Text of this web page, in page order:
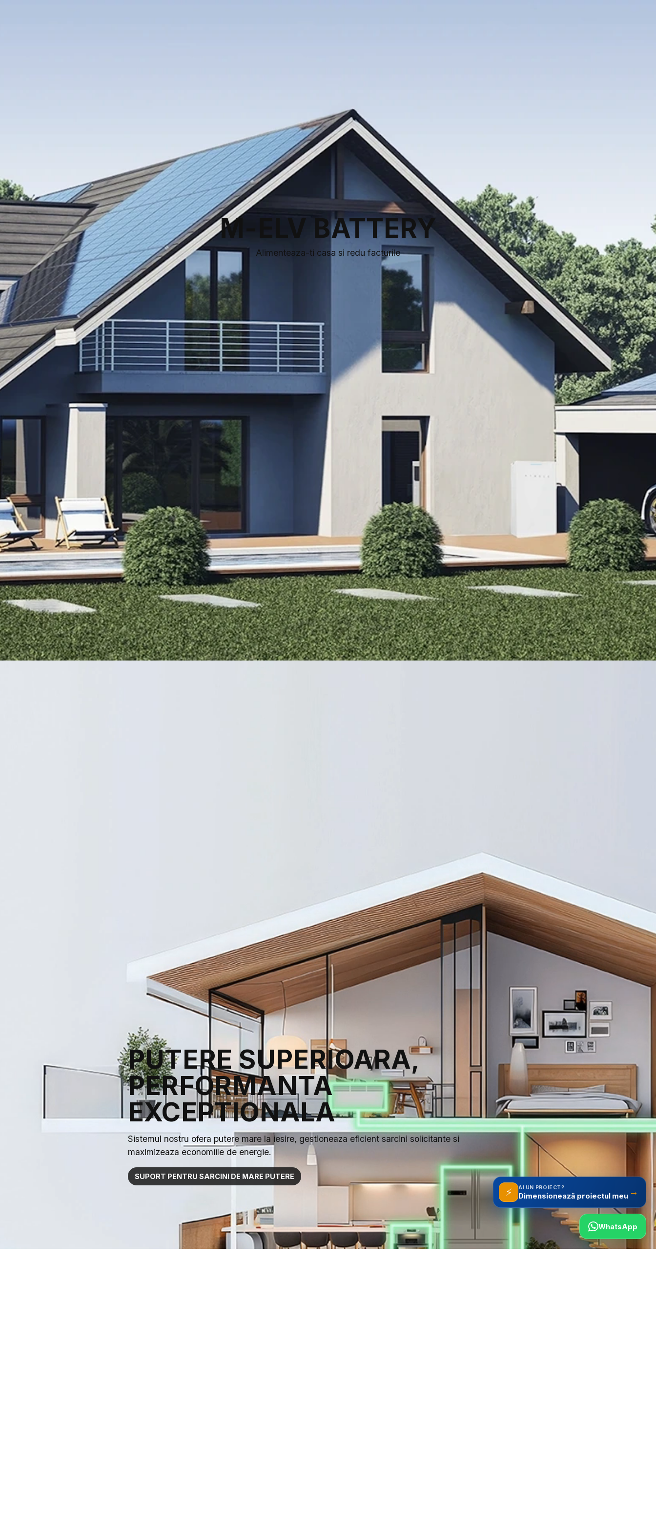
M-ELV BATTERY
Alimenteaza-ti casa si redu facturile
PUTERE SUPERIOARA,
PERFORMANTA
EXCEPTIONALA
Sistemul nostru ofera putere mare la iesire, gestioneaza eficient sarcini solicitante si
maximizeaza economiile de energie.
SUPORT PENTRU SARCINI DE MARE PUTERE
⚡ AI UN PROIECT? →
WhatsApp